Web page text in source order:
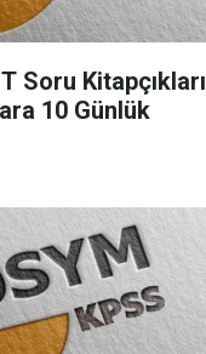
Soru Kitapçıkları
10 Günlük